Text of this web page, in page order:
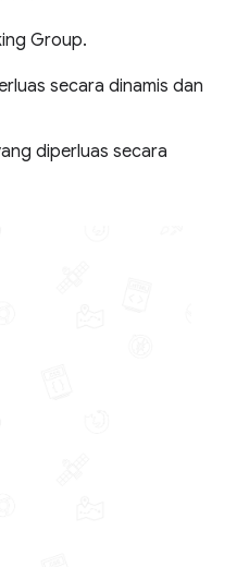
Group.
secara dinamis dan
diperluas secara